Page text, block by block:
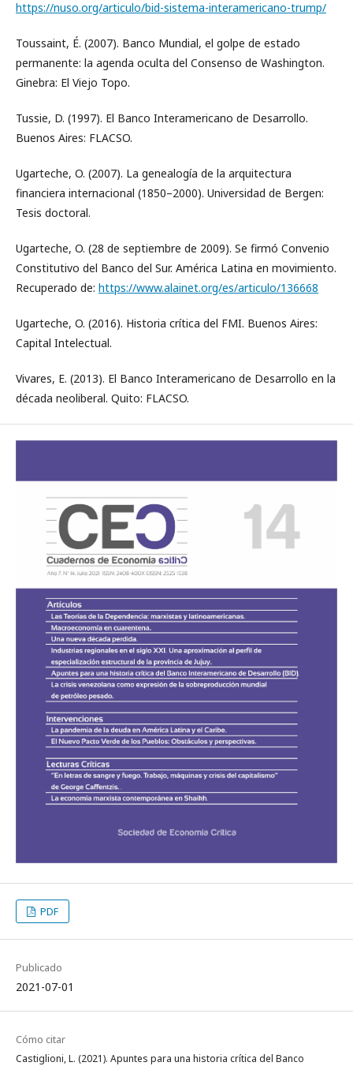
https://nuso.org/articulo/bid-sistema-interamericano-trump/
Toussaint, É. (2007). Banco Mundial, el golpe de estado
permanente: la agenda oculta del Consenso de Washington.
Ginebra: El Viejo Topo.
Tussie, D. (1997). El Banco Interamericano de Desarrollo.
Buenos Aires: FLACSO.
Ugarteche, O. (2007). La genealogía de la arquitectura
financiera internacional (1850–2000). Universidad de Bergen:
Tesis doctoral.
Ugarteche, O. (28 de septiembre de 2009). Se firmó Convenio
Constitutivo del Banco del Sur. América Latina en movimiento.
Recuperado de: https://www.alainet.org/es/articulo/136668
Ugarteche, O. (2016). Historia crítica del FMI. Buenos Aires:
Capital Intelectual.
Vivares, E. (2013). El Banco Interamericano de Desarrollo en la
década neoliberal. Quito: FLACSO.
PDF
Publicado
2021-07-01
Cómo citar
Castiglioni, L. (2021). Apuntes para una historia crítica del Banco